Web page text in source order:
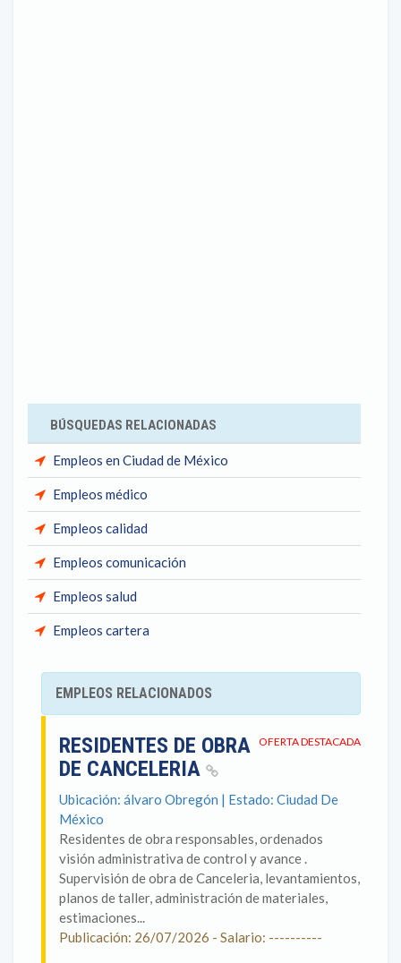
BÚSQUEDAS RELACIONADAS
Empleos en Ciudad de México
Empleos médico
Empleos calidad
Empleos comunicación
Empleos salud
Empleos cartera
EMPLEOS RELACIONADOS
OFERTA DESTACADA
RESIDENTES DE OBRA
DE CANCELERIA
Ubicación: álvaro Obregón | Estado: Ciudad De
México
Residentes de obra responsables, ordenados
visión administrativa de control y avance .
Supervisión de obra de Canceleria, levantamientos,
planos de taller, administración de materiales,
estimaciones...
Publicación: 26/07/2026 - Salario: ----------